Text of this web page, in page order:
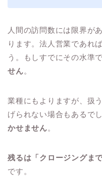
人間の訪問数には限界が
ります。法人営業であれ
う。もしすでにその水準
せん。
業種にもよりますが、扱
げられない場合もあるで
かせません。
残るは「クロージングま
です。